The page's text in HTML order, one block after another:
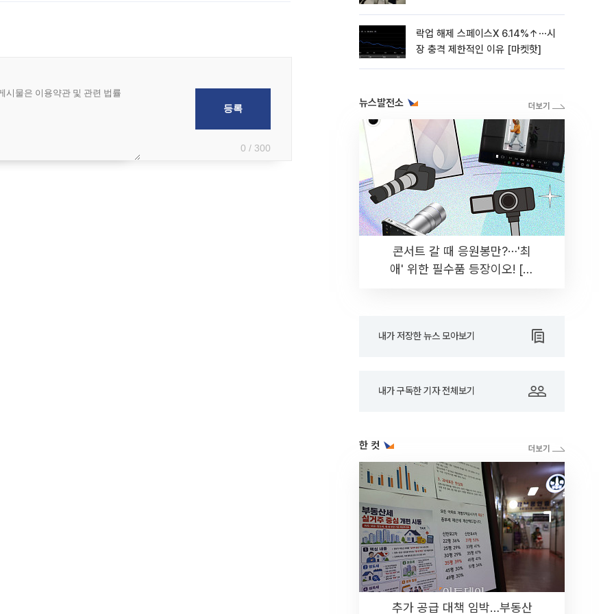
0 / 300
락업 해제 스페이스X 6.14%↑⋯시
장 충격 제한적인 이유 [마켓핫]
뉴스발전소
콘서트 갈 때 응원봉만?⋯'최
애' 위한 필수품 등장이오! [솔
내가 저장한 뉴스 모아보기
내가 구독한 기자 전체보기
한 컷
추가 공급 대책 임박…부동산